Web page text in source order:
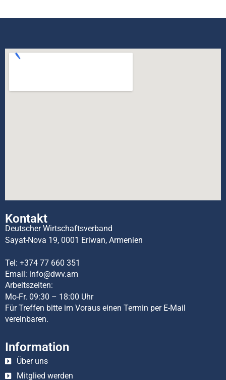
Kontakt
Deutscher Wirtschaftsverband
Sayat-Nova 19, 0001 Eriwan, Armenien
Tel: +374 77 660 351
Email: info@dwv.am
Arbeitszeiten:
Mo-Fr. 09:30 – 18:00 Uhr
Für Treffen bitte im Voraus einen Termin per E-Mail
vereinbaren.
Information
Über uns
Mitglied werden